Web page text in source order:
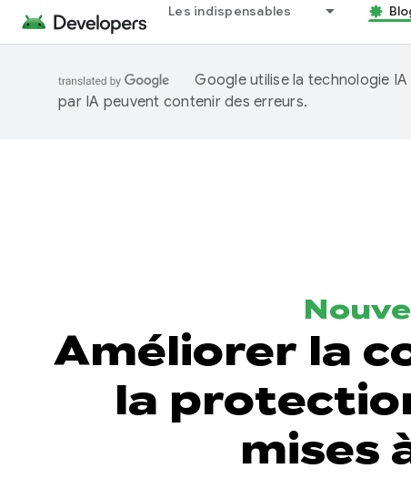
Les indispensables
Google utilise la technologie
par IA peuvent contenir des erreurs.
Améliorer la
la
mises